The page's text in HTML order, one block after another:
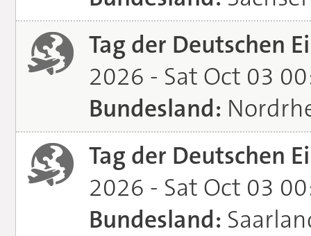
Tag der Deutschen
2026 - Sat Oct 03
Bundesland:
Tag der Deutschen
2026 - Sat Oct 03
Bundesland: